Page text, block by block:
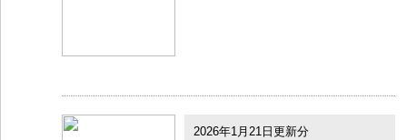
2026年1月21日更新分